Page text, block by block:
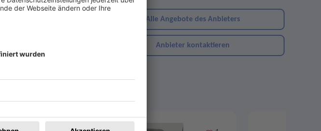
Alle Angebote des Anbieters
Anbieter kontaktieren